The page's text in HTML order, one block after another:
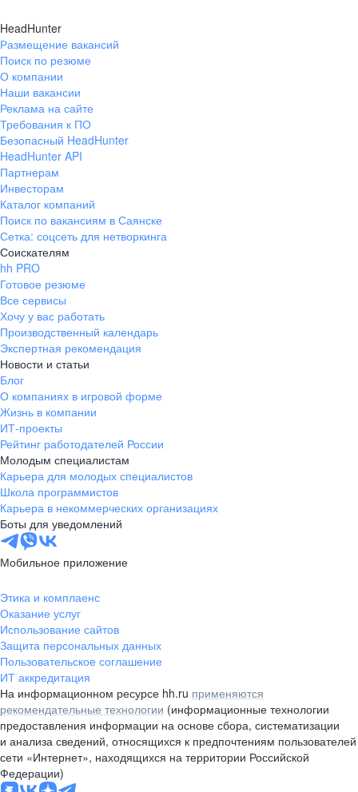
HeadHunter
Размещение вакансий
Поиск по резюме
О компании
Наши вакансии
Реклама на сайте
Требования к ПО
Безопасный HeadHunter
HeadHunter API
Партнерам
Инвесторам
Каталог компаний
Поиск по вакансиям в Саянске
Сетка: соцсеть для нетворкинга
Соискателям
hh PRO
Готовое резюме
Все сервисы
Хочу у вас работать
Производственный календарь
Экспертная рекомендация
Новости и статьи
Блог
О компаниях в игровой форме
Жизнь в компании
ИТ-проекты
Рейтинг работодателей России
Молодым специалистам
Карьера для молодых специалистов
Школа программистов
Карьера в некоммерческих организациях
Боты для уведомлений
Мобильное приложение
Этика и комплаенс
Оказание услуг
Использование сайтов
Защита персональных данных
Пользовательское соглашение
ИТ аккредитация
На информационном ресурсе hh.ru применяются
рекомендательные технологии (информационные технологии
предоставления информации на основе сбора, систематизации
и анализа сведений, относящихся к предпочтениям пользователей
сети «Интернет», находящихся на территории Российской
Федерации)